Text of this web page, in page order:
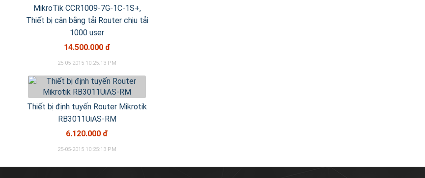
MikroTik CCR1009-7G-1C-1S+,
Thiết bị cân bằng tải Router chịu tải
1000 user
14.500.000 đ
25-05-2015 10:25:13 PM
Thiết bị định tuyến Router Mikrotik
RB3011UiAS-RM
6.120.000 đ
25-05-2015 10:25:13 PM